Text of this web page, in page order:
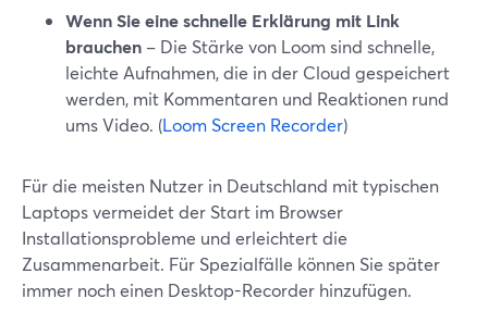
Wenn Sie eine schnelle Erklärung mit Link
brauchen – Die Stärke von Loom sind schnelle,
leichte Aufnahmen, die in der Cloud gespeichert
werden, mit Kommentaren und Reaktionen rund
ums Video. (Loom Screen Recorder)
Für die meisten Nutzer in Deutschland mit typischen
Laptops vermeidet der Start im Browser
Installationsprobleme und erleichtert die
Zusammenarbeit. Für Spezialfälle können Sie später
immer noch einen Desktop-Recorder hinzufügen.